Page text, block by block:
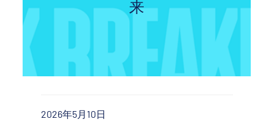
来
2026年5月10日